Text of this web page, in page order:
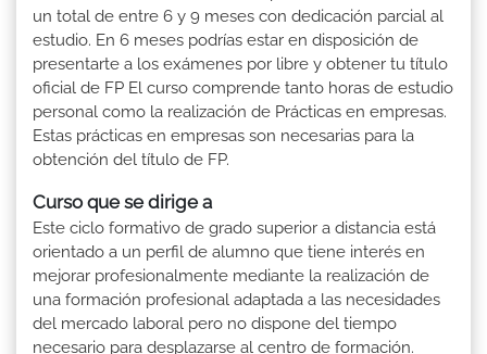
un total de entre 6 y 9 meses con dedicación parcial al
estudio. En 6 meses podrías estar en disposición de
presentarte a los exámenes por libre y obtener tu título
oficial de FP El curso comprende tanto horas de estudio
personal como la realización de Prácticas en empresas.
Estas prácticas en empresas son necesarias para la
obtención del título de FP.
Curso que se dirige a
Este ciclo formativo de grado superior a distancia está
orientado a un perfil de alumno que tiene interés en
mejorar profesionalmente mediante la realización de
una formación profesional adaptada a las necesidades
del mercado laboral pero no dispone del tiempo
necesario para desplazarse al centro de formación.